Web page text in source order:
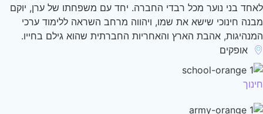
בני נוער מכל רבדי החברה. יחד עם משפחתו של ערן, יוקם
חינוכי שישא את שמו, ויהווה מרחב השראה ללימוד ערכי
אהבת הארץ והאחריות החברתית שהוא גילם בחייו.
אופקים